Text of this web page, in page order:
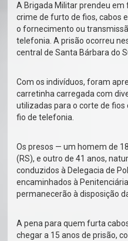
A Brigada Militar prendeu
crime de furto de fios, cabos
o fornecimento ou
telefonia. A prisão ocorreu
central de Santa Bárbara do
Com os indivíduos, foram
carretinha carregada com
utilizadas para o corte de
fio de telefonia.
Os presos — um homem de
(RS), e outro de 41 anos,
conduzidos à Delegacia de
encaminhados à
permanecerão à disposição
A pena para quem furta
chegar a 15 anos de prisão,